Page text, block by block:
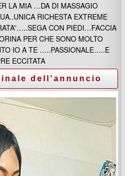
LA MIA …DA DI MASSAGIO
RICHESTA EXTREME
CON PIEDI…FACCIA
PER CHE SONO MOLTO
IO A TE …..PASSIONALE…..E
ECCITATA